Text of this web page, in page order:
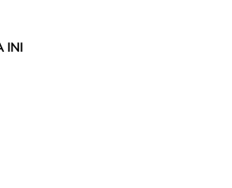
INI